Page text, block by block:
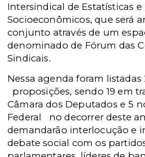
Intersindical de Estatísticas e
Socioeconômicos, que será
conjunto através de um
denominado de Fórum das
Sindicais.
Nessa agenda foram listadas
proposições, sendo 19 em
Câmara dos Deputados e 5
Federal no decorrer deste
demandarão interlocução e
debate social com os